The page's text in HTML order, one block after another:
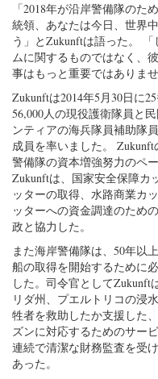
「2018年が沿岸警備隊の
統領、あなたは今日、世界
う」とZukunftは語った。
ムに関するものではなく、
事はもっと重要ではありませ
Zukunftは2014年5月30日に
56,000人の現役護衛隊員と
ンティアの海兵隊員補助隊
成員を率いました。
警備隊の資本増強努力のペ
Zukunftは、国家安全保障カ
ッターの取得、水路商業カ
ッターへの資金調達のため
政と協力した。
また海岸警備隊は、50年以
船の取得を開始するために
した。司令官としてZukunft
リダ州、プエルトリコの浸
牲者を救助したか支援した
ズンに対応するためのサー
連続で清潔な財務監査を受
あった。